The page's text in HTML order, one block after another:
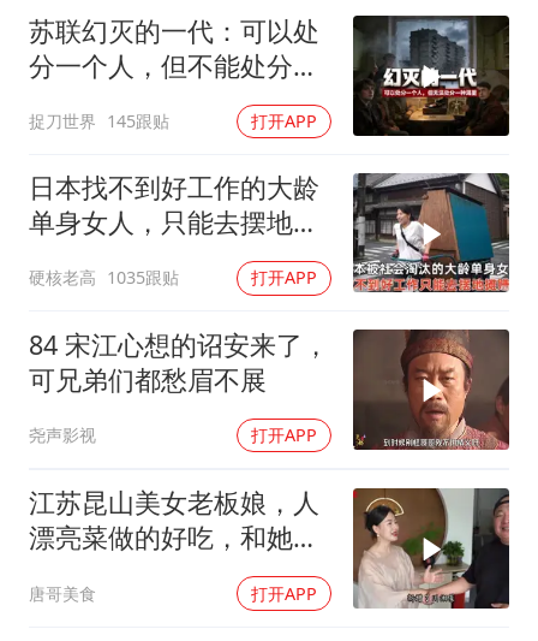
女子开一天一夜空调后二氧化碳中毒
船舶避风项目停工 多地全力防台风
奋进开新局 实干挑大梁
苏联幻灭的一代：可以处
分一个人，但不能处分一
捉刀世界 145跟贴 打开APP
日本找不到好工作的大龄
单身女人，只能去摆地
摊，一天有多心累？
硬核老高 1035跟贴 打开APP
84 宋江心想的诏安来了，
可兄弟们都愁眉不展
尧声影视 打开APP
江苏昆山美女老板娘，人
漂亮菜做的好吃，和她小
唐哥美食 打开APP